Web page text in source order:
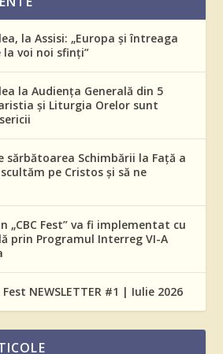
la Assisi: „Europa și întreaga
voi noi sfinți”
la Audiența Generală din 5
și Liturgia Orelor sunt
sărbătoarea Schimbării la Față a
pe Cristos și să ne
„CBC Fest” va fi implementat cu
prin Programul Interreg VI-A
Fest NEWSLETTER #1 | Iulie 2026